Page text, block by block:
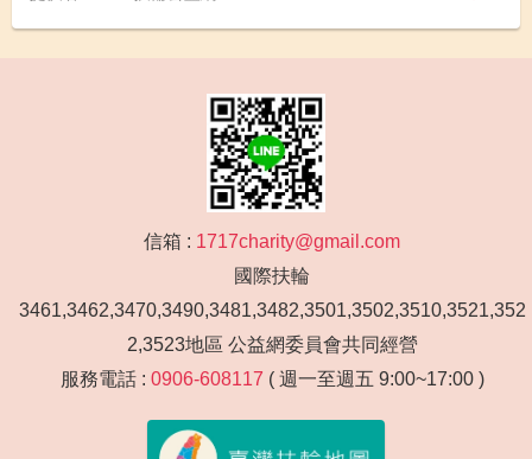
信箱 : 1717charity@gmail.com
國際扶輪
3461,3462,3470,3490,3481,3482,3501,3502,3510,3521,352
2,3523地區 公益網委員會共同經營
服務電話 : 0906-608117 ( 週一至週五 9:00~17:00 )